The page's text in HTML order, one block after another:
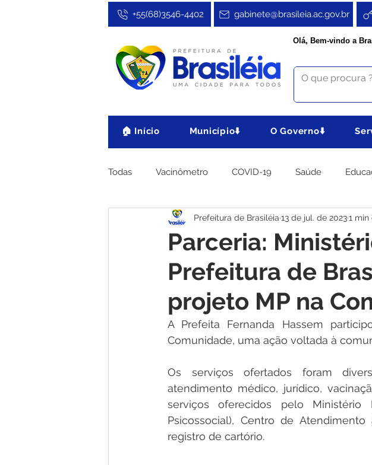
gabinete@brasileia.ac.gov.br
+55(68)3546-4402
Olá, Bem-vindo a
🏠 Início Município⬇️ O Governo⬇️
Todas Vacinômetro COVID-19 Saúde
Cultura, Festa e Esporte No Gabinete
Institucional e Governo Licitações Campanhas
Convênios e Parcerias
Homenagem e Agradecimento Lazer Aviso
Parceria:
Prefeitura de
projeto MP na
Prefeitura de Brasiléia 13 de jul. de 20231 min
A Prefeita Fernanda Hassem
Comunidade, uma ação voltada à
Os serviços ofertados foram
atendimento médico, jurídico,
serviços oferecidos pelo
Psicossocial), Centro de
registro de cartório.